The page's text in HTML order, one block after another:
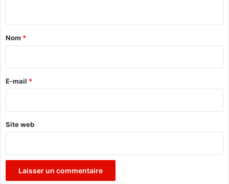
a
e
Nom *
E-mail *
Site web